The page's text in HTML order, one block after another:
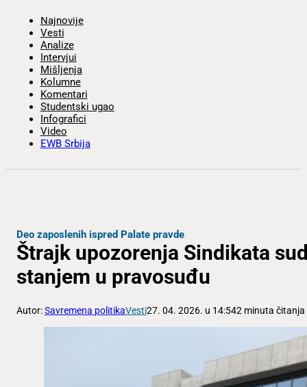
Najnovije
Vesti
Analize
Intervjui
Mišljenja
Kolumne
Komentari
Studentski ugao
Infografici
Video
EWB Srbija
Deo zaposlenih ispred Palate pravde
Štrajk upozorenja Sindikata
stanjem u pravosuđu
Autor:Savremena politikaVesti27. 04. 2026. u 14:542 minuta čitanja